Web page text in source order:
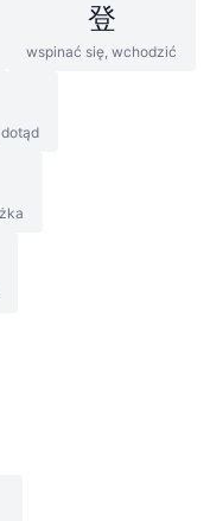
登
wspinać się, wchodzić